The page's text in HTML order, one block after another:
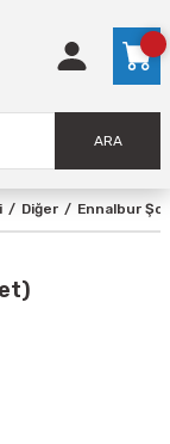
ARA
Diğer Ennalbur